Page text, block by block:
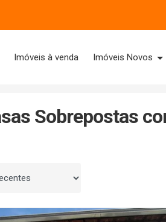
Imóveis à venda Imóveis Novos
Sobrepostas
por